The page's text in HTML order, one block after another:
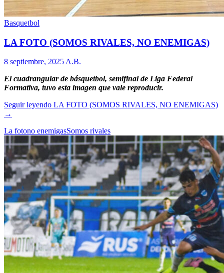
Basquetbol
LA FOTO (SOMOS RIVALES, NO ENEMIGAS)
8 septiembre, 2025 A.B.
El cuadrangular de básquetbol, semifinal de Liga Federal
Formativa, tuvo esta imagen que vale reproducir.
Seguir leyendo LA FOTO (SOMOS RIVALES, NO ENEMIGAS)
→
La fotono enemigasSomos rivales